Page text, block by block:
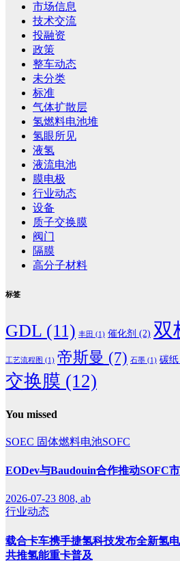
市场信息
技术交流
投融资
政策
整车动态
未分类
标准
气体扩散层
氢燃料电池堆
氢眼所见
液氢
液流电池
膜电极
行业动态
设备
质子交换膜
阀门
隔膜
高分子材料
标签
GDL (11) 丰田 (1) 催化剂 (2) 双
工艺流程图 (1) 帝斯曼 (7) 石墨 (1) 碳纸
交换膜 (12)
You missed
SOEC 固体燃料电池SOFC
EODev与Baudouin合作推动SOFC
2026-07-23 808, ab
行业动态
载合卡车携手捷氢科技发布全新氢
共推氢能重卡普及